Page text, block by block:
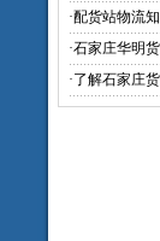
·配货站物流
·石家庄华明
·了解石家庄